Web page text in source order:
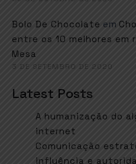
Bolo De Chocolate em
entre os 10 melhores em
Mesa
3 DE SETEMBRO DE 2020
Latest Posts
A humanização do
internet
Comunicação
influência e